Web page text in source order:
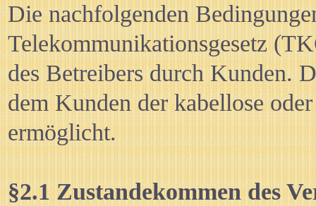
Die nachfolgenden
Telekommunikationsgesetz
des Betreibers durch Kunden.
dem Kunden der kabellose
ermöglicht.
§2.1 Zustandekommen des